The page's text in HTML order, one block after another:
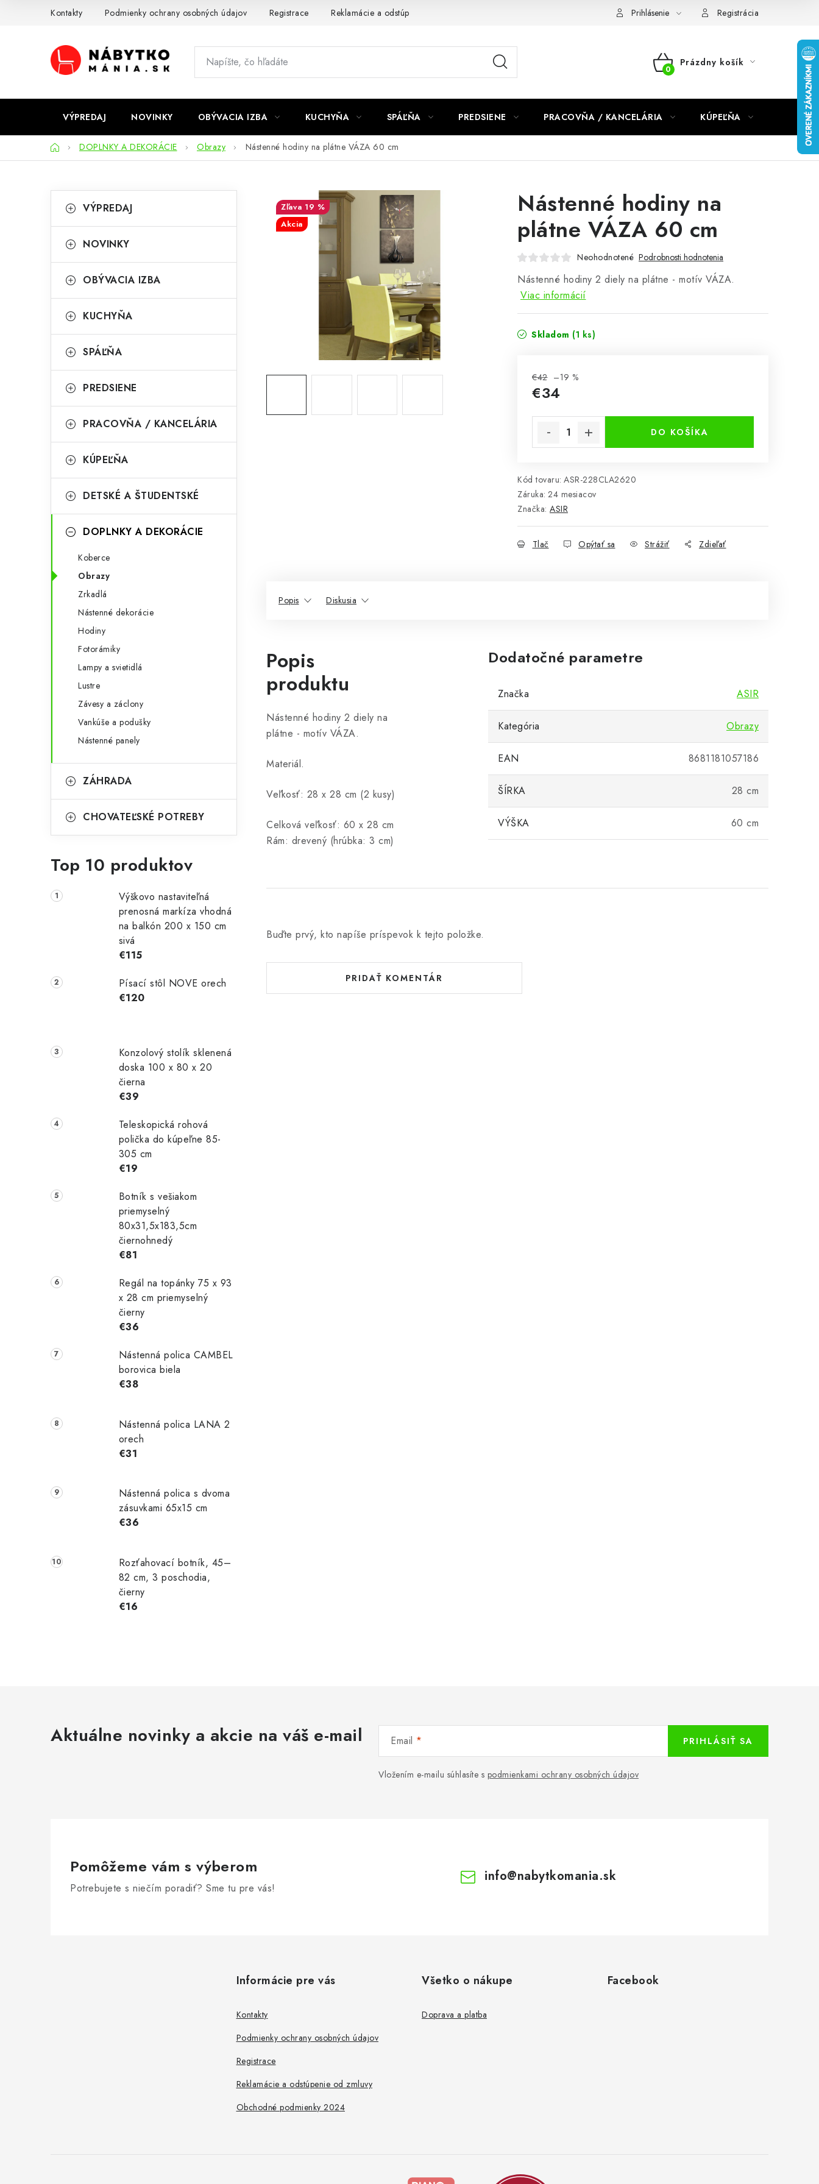
Kontakty Podmienky ochrany osobných údajov Registrace Reklamácie a odstúpenie od zmluvy Prihlásenie Registrácia
NÁKUPNÝ
Prázdny košík
VÝPREDAJ NOVINKY OBÝVACIA IZBA KUCHYŇA SPÁĽŇA PREDSIENE PRACOVŇA / KANCELÁRIA KÚPEĽŇA
DomovDOPLNKY A DEKORÁCIE Obrazy Nástenné hodiny na plátne VÁZA 60 cm
o
n
ý
a
n
l
kategórie
a
e
ó
i
VÝPREDAJ
NOVINKY
OBÝVACIA IZBA
KUCHYŇA
SPÁĽŇA
PREDSIENE
PRACOVŇA / KANCELÁRIA
KÚPEĽŇA
DETSKÉ A ŠTUDENTSKÉ
DOPLNKY A DEKORÁCIE
Koberce
Obrazy
Zrkadlá
Nástenné dekorácie
Hodiny
Fotorámiky
Lampy a svietidlá
Lustre
Závesy a záclony
Vankúše a podušky
Nástenné panely
ZÁHRADA
CHOVATEĽSKÉ POTREBY
Top 10 produktov
Výškovo nastaviteľná
prenosná markíza vhodná
na balkón 200 x 150 cm
sivá
€115
Písací stôl NOVE orech
€120
Konzolový stolík sklenená
doska 100 x 80 x 20
čierna
€39
Teleskopická rohová
polička do kúpeľne 85-
305 cm
€19
Botník s vešiakom
priemyselný
80x31,5x183,5cm
čiernohnedý
€81
Regál na topánky 75 x 93
x 28 cm priemyselný
čierny
€36
Nástenná polica CAMBEL
borovica biela
€38
Nástenná polica LANA 2
orech
€31
Nástenná polica s dvoma
zásuvkami 65x15 cm
€36
Rozťahovací botník, 45–
82 cm, 3 poschodia,
čierny
€16
Nástenné hodiny na
plátne VÁZA 60 cm
Neohodnotené Podrobnosti hodnotenia
Nástenné hodiny 2 diely na plátne - motív VÁZA.
Viac informácií
Skladom (1 ks)
€42 –19 %
€34
DO KOŠÍKA
Kód tovaru: ASR-228CLA2620
Záruka: 24 mesiacov
Značka: ASIR
Tlač Opýtať sa Strážiť Zdieľať
19 %
Akcia
Popis Diskusia
Popis
produktu
Nástenné hodiny 2 diely na
plátne - motív VÁZA.
Materiál.
Veľkosť: 28 x 28 cm (2 kusy)
Celková veľkosť: 60 x 28 cm
Rám: drevený (hrúbka: 3 cm)
Dodatočné parametre
Značka ASIR
Kategória Obrazy
EAN 8681181057186
ŠÍRKA 28 cm
VÝŠKA 60 cm
Buďte prvý, kto napíše príspevok k tejto položke.
PRIDAŤ KOMENTÁR
Aktuálne novinky a akcie na váš e-mail Email
Vložením e-mailu súhlasíte s podmienkami ochrany osobných údajov
PRIHLÁSIŤ SA
Pomôžeme vám s výberom
Potrebujete s niečím poradiť? Sme tu pre vás!
info@nabytkomania.sk
Informácie pre vás
Kontakty
Podmienky ochrany osobných údajov
Registrace
Reklamácie a odstúpenie od zmluvy
Obchodné podmienky 2024
Všetko o nákupe
Doprava a platba
Facebook